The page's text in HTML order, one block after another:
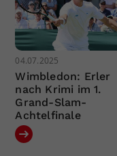
04.07.2025
Wimbledon: Erler
nach Krimi im 1.
Grand-Slam-
Achtelfinale